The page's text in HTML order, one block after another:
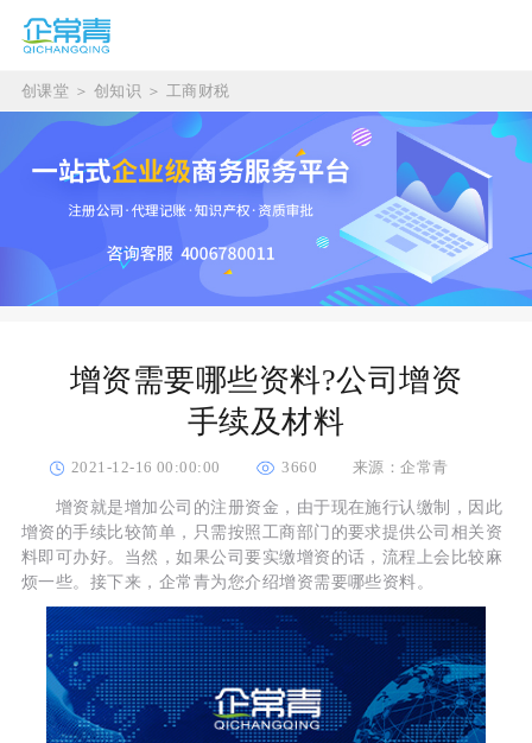
创课堂 ＞ 创知识 ＞ 工商财税
增资需要哪些资料?公司增资
手续及材料
2021-12-16 00:00:00 3660 来源：企常青
增资就是增加公司的注册资金，由于现在施行认缴制，因此
增资的手续比较简单，只需按照工商部门的要求提供公司相关资
料即可办好。当然，如果公司要实缴增资的话，流程上会比较麻
烦一些。接下来，企常青为您介绍增资需要哪些资料。